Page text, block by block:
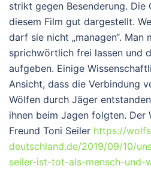
strikt gegen Besenderung. Die
diesem Film gut dargestellt.
darf sie nicht „managen“. Man
sprichwörtlich frei lassen und
aufgeben. Einige
Ansicht, dass die Verbindung
Wölfen durch Jäger
ihnen beim Jagen folgten. Der
Freund Toni Seiler https://
deutschland.de/2019/09/10/
seiler-ist-tot-als-mensch-und-